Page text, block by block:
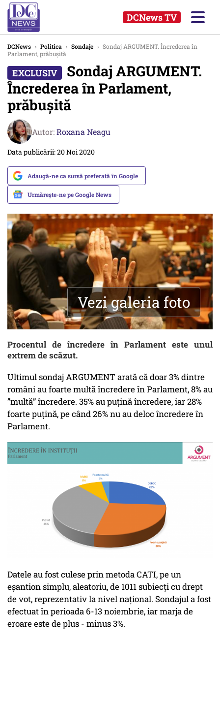
DCNews TV
DCNews › Politica › Sondaje › Sondaj ARGUMENT. Încrederea în
Parlament, prăbușită
Sondaj ARGUMENT.
Încrederea în Parlament,
prăbușită
Autor:Roxana Neagu
Data publicării: 20 Noi 2020
Adaugă-ne ca sursă preferată în Google
Urmărește-ne pe Google News
Vezi galeria foto
Procentul de încredere în Parlament este unul
extrem de scăzut.
Ultimul sondaj ARGUMENT arată că doar 3% dintre
români au foarte multă încredere în Parlament, 8% au
”multă” încredere. 35% au puțină încredere, iar 28%
foarte puțină, pe când 26% nu au deloc încredere în
Parlament.
Datele au fost culese prin metoda CATI, pe un
eșantion simplu, aleatoriu, de 1011 subiecți cu drept
de vot, reprezentativ la nivel național. Sondajul a fost
efectuat în perioada 6-13 noiembrie, iar marja de
eroare este de plus - minus 3%.